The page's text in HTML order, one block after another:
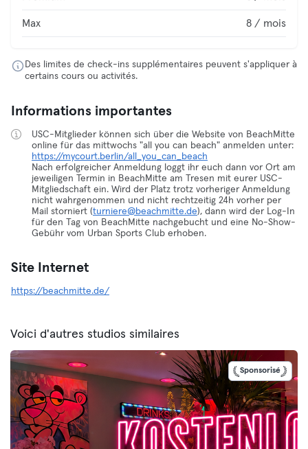
Max 8 / mois
Des limites de check-ins supplémentaires peuvent s'appliquer à
certains cours ou activités.
Informations importantes
USC-Mitglieder können sich über die Website von BeachMitte
online für das mittwochs "all you can beach" anmelden unter:
https://mycourt.berlin/all_you_can_beach
Nach erfolgreicher Anmeldung loggt ihr euch dann vor Ort am
jeweiligen Termin in BeachMitte am Tresen mit eurer USC-
Mitgliedschaft ein. Wird der Platz trotz vorheriger Anmeldung
nicht wahrgenommen und nicht rechtzeitig 24h vorher per
Mail storniert (turniere@beachmitte.de), dann wird der Log-In
für den Tag von BeachMitte nachgebucht und eine No-Show-
Gebühr vom Urban Sports Club erhoben.
Site Internet
https://beachmitte.de/
Voici d'autres studios similaires
Sponsorisé